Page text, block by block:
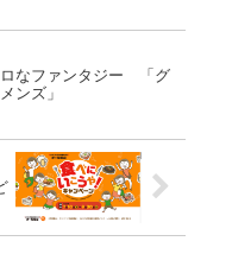
ロなファンタジー 「グ
ンズ」